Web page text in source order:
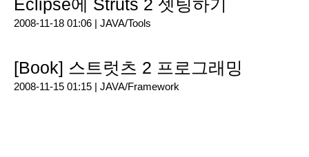
Eclipse에 Struts 2 셋팅하기
2008-11-18 01:06 | JAVA/Tools
[Book] 스트럿츠 2 프로그래밍
2008-11-15 01:15 | JAVA/Framework